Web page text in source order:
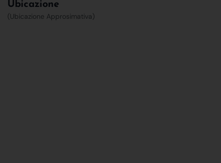
Ubicazione
(Ubicazione Approsimativa)